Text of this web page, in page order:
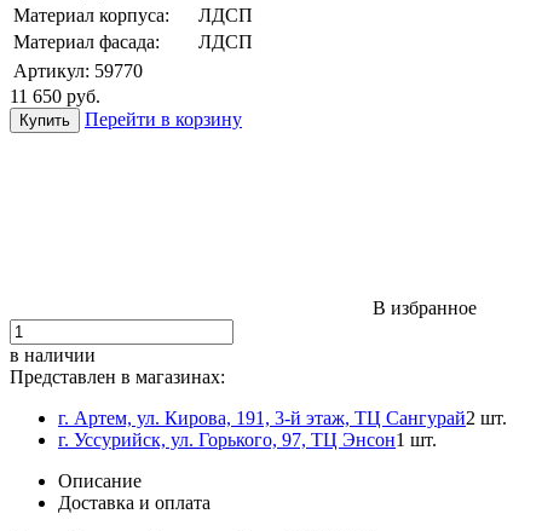
Материал корпуса:
ЛДСП
Материал фасада:
ЛДСП
Артикул: 59770
11 650 руб.
Перейти в корзину
В избранное
в наличии
Представлен в магазинах:
г. Артем, ул. Кирова, 191, 3-й этаж, ТЦ Сангурай2 шт.
г. Уссурийск, ул. Горького, 97, ТЦ Энсон1 шт.
Описание
Доставка и оплата